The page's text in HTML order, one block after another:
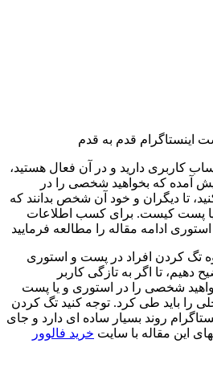
کاربری دارید و در آن فعال هستید،
آمده که بخواهید شخصی را در
تا دیگران و خود آن شخص بدانند که
پست کیست. برای کسب اطلاعات
ادامه مقاله را مطالعه فرمایید
تگ کردن افراد در پست و استوری
دهیم، تا اگر به تازگی کاربر
شخصی را در استوری و یا پست
را باید طی کرد. توجه کنید تگ کردن
روند بسیار ساده ای دارد و جای
این مقاله با سایت خرید فالوور